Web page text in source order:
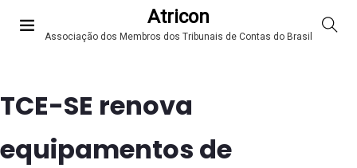
Atricon
Associação dos Membros dos Tribunais de Contas do Brasil
TCE-SE renova
equipamentos de